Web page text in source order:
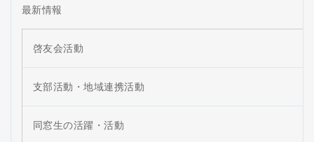
最新情報
啓友会活動
支部活動・地域連携活動
同窓生の活躍・活動